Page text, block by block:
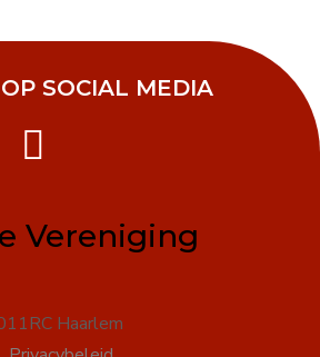
SOCIAL MEDIA
Vereniging
Haarlem